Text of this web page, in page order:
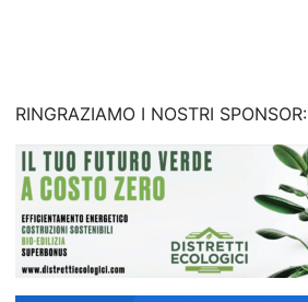
RINGRAZIAMO I NOSTRI SPONSOR: